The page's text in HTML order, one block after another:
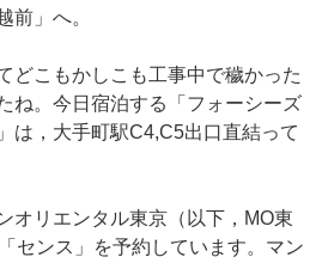
前」へ。
どこもかしこも工事中で穢かった
ね。今日宿泊する「フォーシーズ
は，大手町駅C4,C5出口直結って
オリエンタル東京（以下，MO東
センス」を予約しています。マン